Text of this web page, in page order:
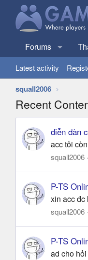
Forums
Latest activity
squall2006
Recent
diễn đàn
acc tôi
squall2006
P-TS
xin acc đc
squall2006
P-TS
ad cho